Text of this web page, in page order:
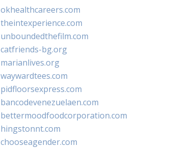
okhealthcareers.com
theintexperience.com
unboundedthefilm.com
catfriends-bg.org
marianlives.org
waywardtees.com
pidfloorsexpress.com
bancodevenezuelaen.com
bettermoodfoodcorporation.com
hingstonnt.com
chooseagender.com